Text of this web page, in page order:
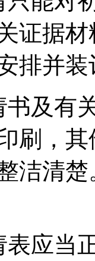
证据
排并
及有
刷，
洁清
应当